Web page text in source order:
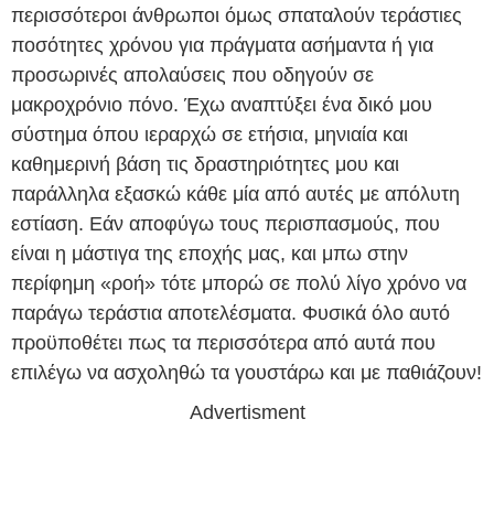
περισσότεροι άνθρωποι όμως σπαταλούν τεράστιες
ποσότητες χρόνου για πράγματα ασήμαντα ή για
προσωρινές απολαύσεις που οδηγούν σε
μακροχρόνιο πόνο. Έχω αναπτύξει ένα δικό μου
σύστημα όπου ιεραρχώ σε ετήσια, μηνιαία και
καθημερινή βάση τις δραστηριότητες μου και
παράλληλα εξασκώ κάθε μία από αυτές με απόλυτη
εστίαση. Εάν αποφύγω τους περισπασμούς, που
είναι η μάστιγα της εποχής μας, και μπω στην
περίφημη «ροή» τότε μπορώ σε πολύ λίγο χρόνο να
παράγω τεράστια αποτελέσματα. Φυσικά όλο αυτό
προϋποθέτει πως τα περισσότερα από αυτά που
επιλέγω να ασχοληθώ τα γουστάρω και με παθιάζουν!
Advertisment